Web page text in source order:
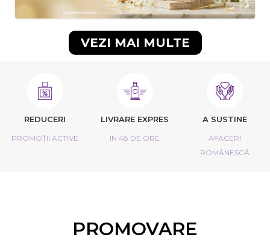
VEZI MAI MULTE
REDUCERI
PROMOȚII ACTIVE
LIVRARE EXPRES
IN 48 DE ORE
A SUSTINE
AFACERI
ROMÂNESCĂ
PROMOVARE